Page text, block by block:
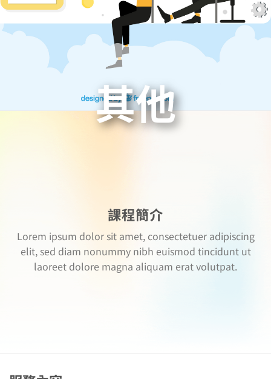
其他
課程簡介
Lorem ipsum dolor sit amet, consectetuer adipiscing
elit, sed diam nonummy nibh euismod tincidunt ut
laoreet dolore magna aliquam erat volutpat.